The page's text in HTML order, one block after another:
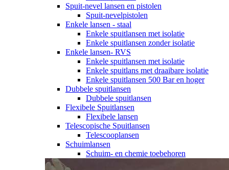
Spuit-nevel lansen en pistolen
Spuit-nevelpistolen
Enkele lansen - staal
Enkele spuitlansen met isolatie
Enkele spuitlansen zonder isolatie
Enkele lansen- RVS
Enkele spuitlansen met isolatie
Enkele spuitlans met draaibare isolatie
Enkele spuitlansen 500 Bar en hoger
Dubbele spuitlansen
Dubbele spuitlansen
Flexibele Spuitlansen
Flexibele lansen
Telescopische Spuitlansen
Telescooplansen
Schuimlansen
Schuim- en chemie toebehoren